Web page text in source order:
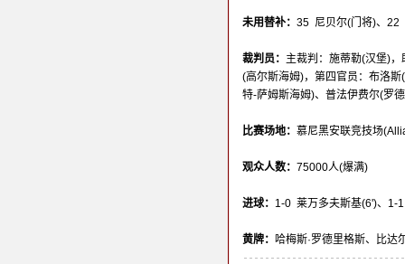
未用替补： 35 尼贝尔(门将)、22
裁判员： 主裁判：施蒂勒(汉堡)
(高尔斯海姆)，第四官员：布洛
特-萨姆斯海姆)、普法伊费尔(罗
比赛场地： 慕尼黑安联竞技场
观众人数： 75000人(爆满)
进球： 1-0 莱万多夫斯基(6')、1-
黄牌： 哈梅斯·罗德里格斯、比